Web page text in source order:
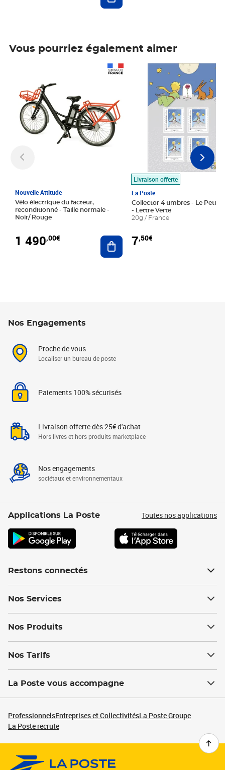
Vous pourriez également aimer
Nouvelle Attitude
Vélo électrique du facteur,
reconditionné - Taille normale -
Noir/ Rouge
1 490,00€ Ajouter au panier
Livraison offerte
La Poste
Collector 4 timbres - Le Petit
- Lettre Verte
20g / France
7,50€
Prix 7,50€
Nos Engagements
Proche de vous
Localiser un bureau de poste
Paiements 100% sécurisés
Livraison offerte dès 25€ d'achat
Hors livres et hors produits marketplace
Nos engagements
sociétaux et environnementaux
Applications La Poste Toutes nos applications
Restons connectés
Nos Services
Nos Produits
Nos Tarifs
La Poste vous accompagne
ProfessionnelsEntreprises et CollectivitésLa Poste Groupe
La Poste recrute